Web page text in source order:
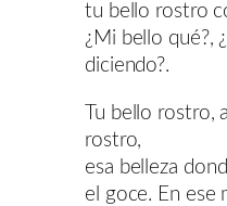
tu bello rostro
¿Mi bello qué?,
diciendo?.
Tu bello
rostro,
esa belleza
el goce. En ese